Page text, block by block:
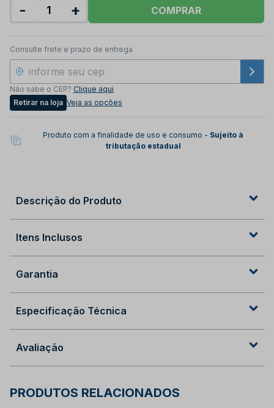
- + COMPRAR
Consulte frete e prazo de entrega
Não sabe o CEP? Clique aqui
Retirar na loja Veja as opções
Produto com a finalidade de uso e consumo - Sujeito à
tributação estadual
Descrição do Produto
Itens Inclusos
Garantia
Especificação Técnica
Avaliação
PRODUTOS RELACIONADOS